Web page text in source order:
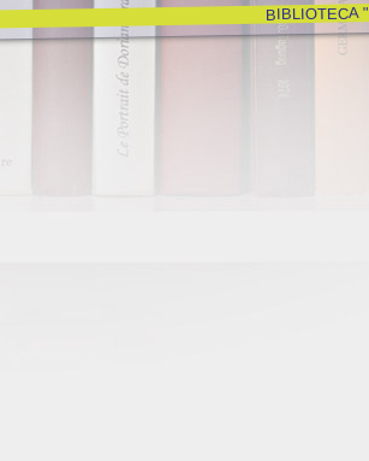
BIBLIOTECA